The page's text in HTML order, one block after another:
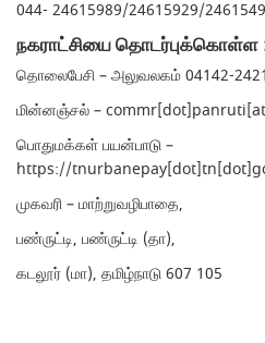
044- 24615989/24615929/2461549
நகராட்சியை தொடர்புக்கொள்ள
தொலைபேசி – அலுவலகம் 04142-
மின்னஞ்சல் –
பொதுமக்கள் பயன்பாடு –
https://
முகவரி – மாற்றுவழிபாதை,
பண்ருட்டி, பண்ருட்டி (தா),
கடலூர் (மா), தமிழ்நாடு 607 105